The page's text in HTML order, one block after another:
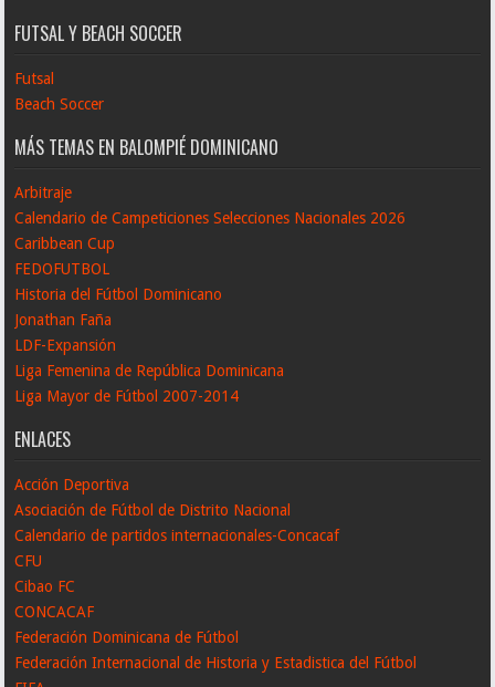
FUTSAL Y BEACH SOCCER
Futsal
Beach Soccer
MÁS TEMAS EN BALOMPIÉ DOMINICANO
Arbitraje
Calendario de Campeticiones Selecciones Nacionales 2026
Caribbean Cup
FEDOFUTBOL
Historia del Fútbol Dominicano
Jonathan Faña
LDF-Expansión
Liga Femenina de República Dominicana
Liga Mayor de Fútbol 2007-2014
ENLACES
Acción Deportiva
Asociación de Fútbol de Distrito Nacional
Calendario de partidos internacionales-Concacaf
CFU
Cibao FC
CONCACAF
Federación Dominicana de Fútbol
Federación Internacional de Historia y Estadistica del Fútbol